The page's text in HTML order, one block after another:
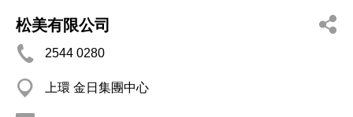
松美有限公司
2544 0280
上環 金日集團中心